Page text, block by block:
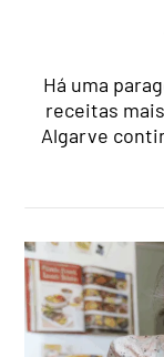
Há uma
receitas
Algarve